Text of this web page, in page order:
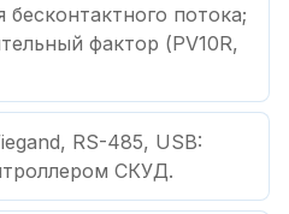
потока;
фактор (PV10R,
RS-485, USB:
СКУД.